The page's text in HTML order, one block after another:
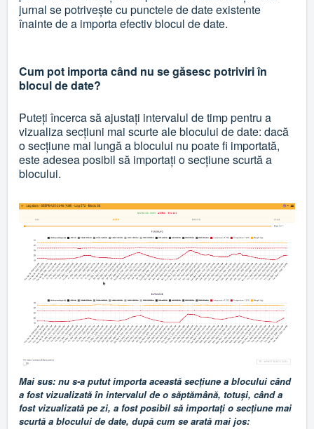
jurnal se potrivește cu punctele de date existente
înainte de a importa efectiv blocul de date.
Cum pot importa când nu se găsesc potriviri în
blocul de date?
Puteți încerca să ajustați intervalul de timp pentru a
vizualiza secțiuni mai scurte ale blocului de date: dacă
o secțiune mai lungă a blocului nu poate fi importată,
este adesea posibil să importați o secțiune scurtă a
blocului.
Mai sus: nu s-a putut importa această secțiune a blocului când
a fost vizualizată în intervalul de o săptămână, totuși, când a
fost vizualizată pe zi, a fost posibil să importați o secțiune mai
scurtă a blocului de date, după cum se arată mai jos: